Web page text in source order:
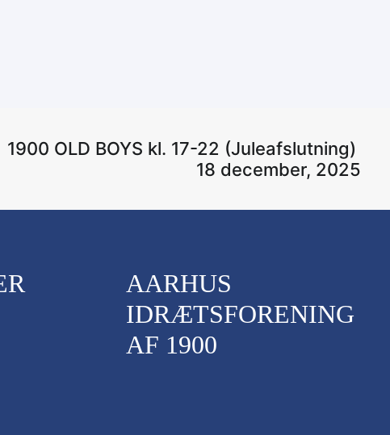
1900 OLD BOYS kl. 17-22 (Juleafslutning)
18 december, 2025
AARHUS
IDRÆTSFORENING
AF 1900